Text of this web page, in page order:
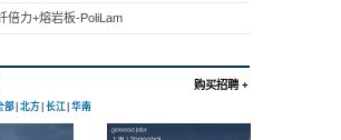
倍力+熔岩板-PoliLam